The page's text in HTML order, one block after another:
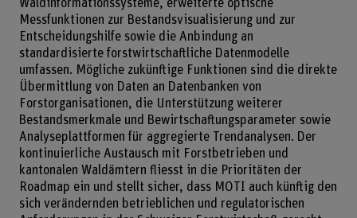
Waldinformationssysteme, erweiterte optische
Messfunktionen zur Bestandsvisualisierung und zur
Entscheidungshilfe sowie die Anbindung an
standardisierte forstwirtschaftliche Datenmodelle
umfassen. Mögliche zukünftige Funktionen sind die direkte
Übermittlung von Daten an Datenbanken von
Forstorganisationen, die Unterstützung weiterer
Bestandsmerkmale und Bewirtschaftungsparameter sowie
Analyseplattformen für aggregierte Trendanalysen. Der
kontinuierliche Austausch mit Forstbetrieben und
kantonalen Waldämtern fliesst in die Prioritäten der
Roadmap ein und stellt sicher, dass MOTI auch künftig den
sich verändernden betrieblichen und regulatorischen